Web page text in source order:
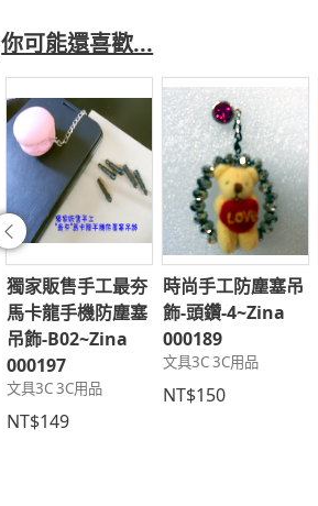
你可能還喜歡...
往前
獨家販售手工最夯
馬卡龍手機防塵塞
吊飾-B02~Zina
000197
文具3C 3C用品
NT$149
時尚手工防塵塞吊
飾-頭鑽-4~Zina
000189
文具3C 3C用品
NT$150